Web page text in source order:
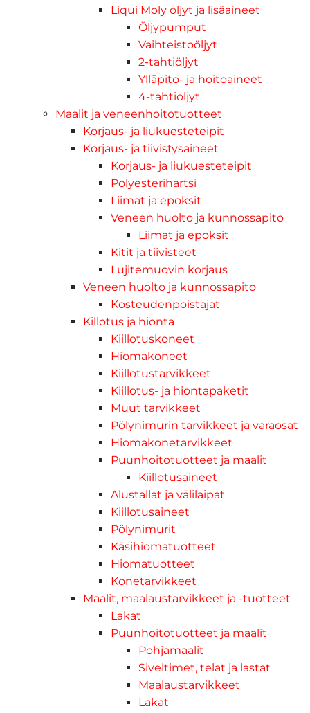
Liqui Moly öljyt ja lisäaineet
Öljypumput
Vaihteistoöljyt
2-tahtiöljyt
Ylläpito- ja hoitoaineet
4-tahtiöljyt
Maalit ja veneenhoitotuotteet
Korjaus- ja liukuesteteipit
Korjaus- ja tiivistysaineet
Korjaus- ja liukuesteteipit
Polyesterihartsi
Liimat ja epoksit
Veneen huolto ja kunnossapito
Liimat ja epoksit
Kitit ja tiivisteet
Lujitemuovin korjaus
Veneen huolto ja kunnossapito
Kosteudenpoistajat
Killotus ja hionta
Kiillotuskoneet
Hiomakoneet
Kiillotustarvikkeet
Kiillotus- ja hiontapaketit
Muut tarvikkeet
Pölynimurin tarvikkeet ja varaosat
Hiomakonetarvikkeet
Puunhoitotuotteet ja maalit
Kiillotusaineet
Alustallat ja välilaipat
Kiillotusaineet
Pölynimurit
Käsihiomatuotteet
Hiomatuotteet
Konetarvikkeet
Maalit, maalaustarvikkeet ja -tuotteet
Lakat
Puunhoitotuotteet ja maalit
Pohjamaalit
Siveltimet, telat ja lastat
Maalaustarvikkeet
Lakat